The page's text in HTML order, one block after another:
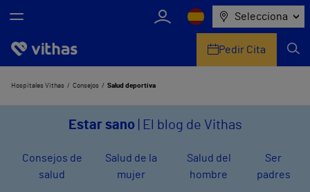
Selecciona
Nosotros
Pedir Cita
Hospitales Vithas Consejos Salud deportiva
Estar sano| El blog de Vithas
Consejos de
salud
Salud de la
mujer
Salud del
hombre
Ser
padres